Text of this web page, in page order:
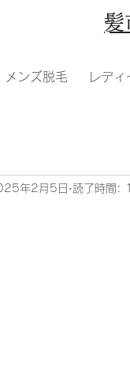
メンズ脱毛 レデ
年2月5日 読了時間: